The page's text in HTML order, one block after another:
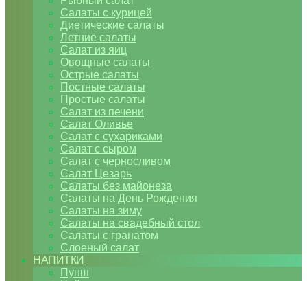
Салаты с курицей
Диетические салаты
Летние салаты
Салат из яиц
Овощные салаты
Острые салаты
Постные салаты
Простые салаты
Салат из печени
Салат Оливье
Салат с сухариками
Салат с сыром
Салат с черносливом
Салат Цезарь
Салаты без майонеза
Салаты на День Рождения
Салаты на зиму
Салаты на свадебный стол
Салаты с гранатом
Слоеный салат
НАПИТКИ
Пунш